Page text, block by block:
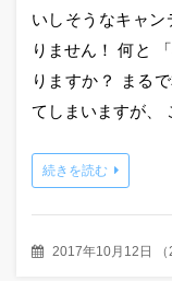
いしそうなキャ
りません！ 何と
りますか？ まる
てしまいますが、
続きを読む
2017年10月12日 （